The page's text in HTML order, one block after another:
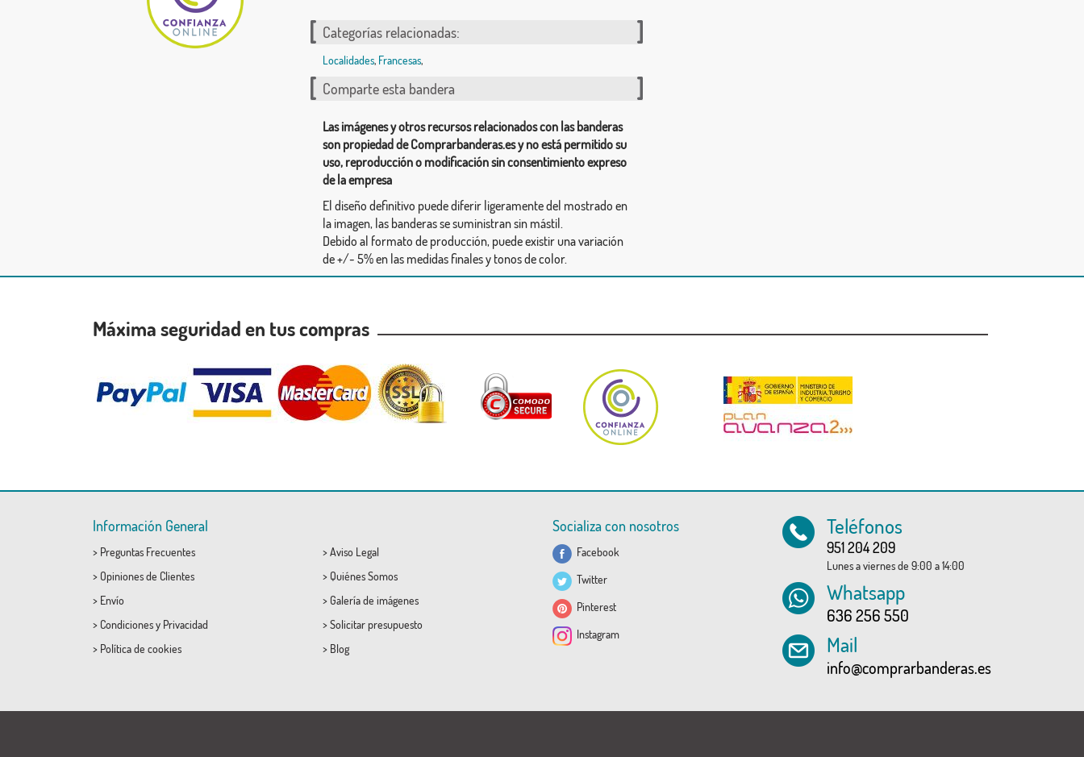
Categorías relacionadas:
Localidades, Francesas,
Comparte esta bandera
Las imágenes y otros recursos relacionados con las banderas
son propiedad de Comprarbanderas.es y no está permitido su
uso, reproducción o modificación sin consentimiento expreso
de la empresa
El diseño definitivo puede diferir ligeramente del mostrado en
la imagen, las banderas se suministran sin mástil.
Debido al formato de producción, puede existir una variación
de +/- 5% en las medidas finales y tonos de color.
Máxima seguridad en tus compras
Información General
> Preguntas Frecuentes
> Opiniones de Clientes
> Envío
> Condicionesy Privacidad
> Política de cookies
> Aviso Legal
> Quiénes Somos
> Galería de imágenes
> Solicitar presupuesto
> Blog
Socializa con nosotros
Facebook
Twitter
Pinterest
Instagram
Teléfonos
951 204 209
Lunes a viernes de 9:00 a 14:00
Whatsapp
636 256 550
Mail
info@comprarbanderas.es